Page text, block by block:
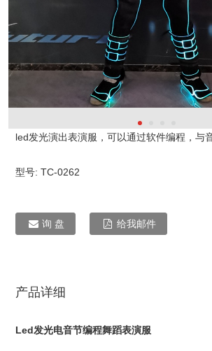
led发光演出表演服，可以通过软件编程，与
型号: TC-0262
询 盘 给我邮件
产品详细
Led发光电音节编程舞蹈表演服